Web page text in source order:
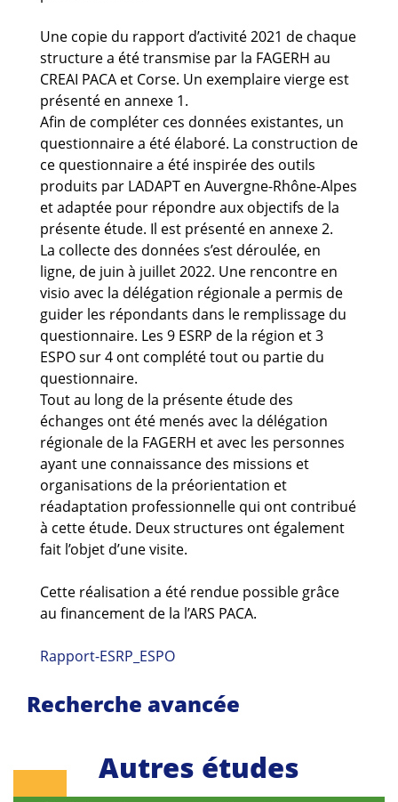
Une copie du rapport d’activité 2021 de chaque
structure a été transmise par la FAGERH au
CREAI PACA et Corse. Un exemplaire vierge est
présenté en annexe 1.
Afin de compléter ces données existantes, un
questionnaire a été élaboré. La construction de
ce questionnaire a été inspirée des outils
produits par LADAPT en Auvergne-Rhône-Alpes
et adaptée pour répondre aux objectifs de la
présente étude. Il est présenté en annexe 2.
La collecte des données s’est déroulée, en
ligne, de juin à juillet 2022. Une rencontre en
visio avec la délégation régionale a permis de
guider les répondants dans le remplissage du
questionnaire. Les 9 ESRP de la région et 3
ESPO sur 4 ont complété tout ou partie du
questionnaire.
Tout au long de la présente étude des
échanges ont été menés avec la délégation
régionale de la FAGERH et avec les personnes
ayant une connaissance des missions et
organisations de la préorientation et
réadaptation professionnelle qui ont contribué
à cette étude. Deux structures ont également
fait l’objet d’une visite.
Cette réalisation a été rendue possible grâce
au financement de la l’ARS PACA.
Rapport-ESRP_ESPO
Recherche avancée
Autres études